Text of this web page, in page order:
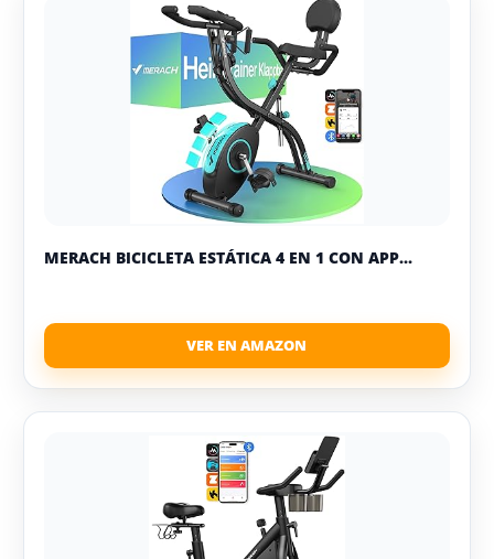
MERACH BICICLETA ESTÁTICA 4 EN 1 CON APP...